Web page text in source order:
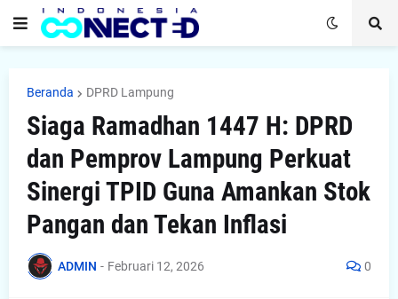
Beranda DPRD Lampung
Siaga Ramadhan 1447 H: DPRD
dan Pemprov Lampung Perkuat
Sinergi TPID Guna Amankan Stok
Pangan dan Tekan Inflasi
ADMIN - Februari 12, 2026 0